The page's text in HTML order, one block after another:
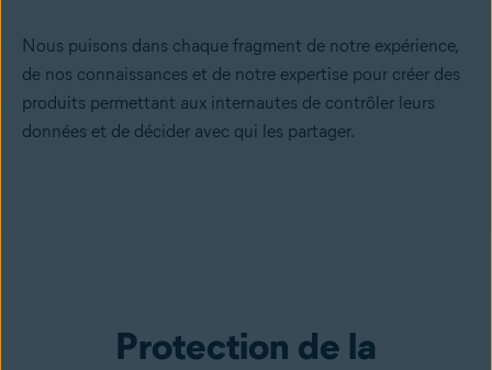
Nous puisons dans chaque fragment de notre expérience,
de nos connaissances et de notre expertise pour créer des
produits permettant aux internautes de contrôler leurs
données et de décider avec qui les partager.
Protection de la